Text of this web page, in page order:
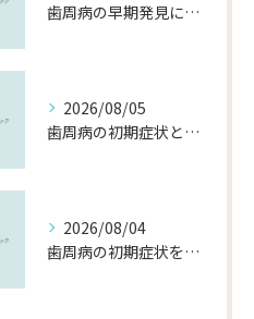
歯周病の早期発見に役立つチェック方法と千葉県市川市で受診するメリット
2026/08/05
歯周病の初期症状と千葉県市川市で早期に対策を始めるポイント
2026/08/04
歯周病の初期症状を見逃さないために知っておきたいポイントと対策